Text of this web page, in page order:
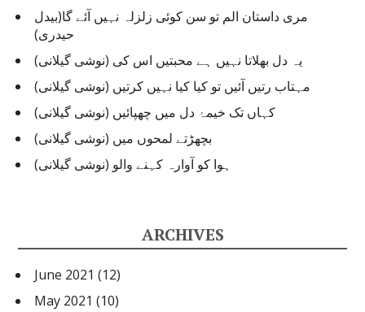
مری داستان الم تو سن کوئی زلزلہ نہیں آئے گا(بیدل
حیدری)
یہ دل بھلاتا نہیں ہے محبتیں اس کی (نوشی گیلانی)
مہتاب رتیں آئیں تو کیا کیا نہیں کرتیں (نوشی گیلانی)
کہاں تک خیمۂ دل میں چھپائیں (نوشی گیلانی)
بچھڑتے لمحوں میں (نوشی گیلانی)
ہوا کو آوارہ کہنے والو (نوشی گیلانی)
ARCHIVES
June 2021 (12)
May 2021 (10)